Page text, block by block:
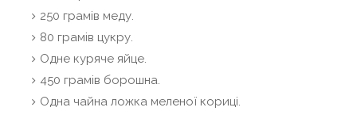
250 грамів меду.
80 грамів цукру.
Одне куряче яйце.
450 грамів борошна.
Одна чайна ложка меленої кориці.